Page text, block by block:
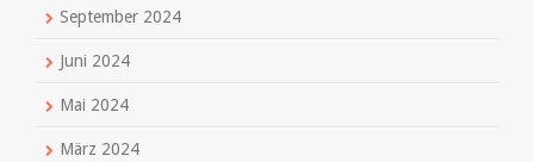
September 2024
Juni 2024
Mai 2024
März 2024